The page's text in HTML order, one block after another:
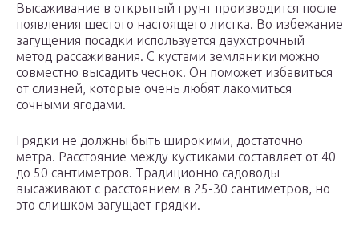
Высаживание в открытый грунт производится после
появления шестого настоящего листка. Во избежание
загущения посадки используется двухстрочный
метод рассаживания. С кустами земляники можно
совместно высадить чеснок. Он поможет избавиться
от слизней, которые очень любят лакомиться
сочными ягодами.
Грядки не должны быть широкими, достаточно
метра. Расстояние между кустиками составляет от 40
до 50 сантиметров. Традиционно садоводы
высаживают с расстоянием в 25-30 сантиметров, но
это слишком загущает грядки.